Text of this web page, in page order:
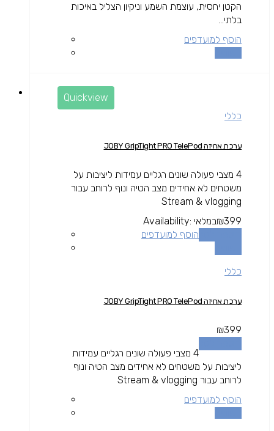
הקטן יחסית, עוצמת השמע וניקיון הצליל באיכות
בלתי...
הוסף למועדפים
Quickview
כללי
ערכת אחיזה JOBY GripTight PRO TelePod
4 מצבי פעולה שונים רגליים עמידות ליציבות על
משטחים לא אחידים מצב הטיה ונוף לרוחב עבור
Stream & vlogging
₪399
Availability: במלאי
הוסף למועדפים
כללי
ערכת אחיזה JOBY GripTight PRO TelePod
₪399
4 מצבי פעולה שונים רגליים עמידות
ליציבות על משטחים לא אחידים מצב הטיה ונוף
לרוחב עבור Stream & vlogging
הוסף למועדפים